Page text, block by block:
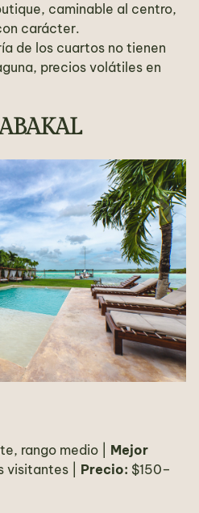
caminable al centro,
carácter.
de los cuartos no tienen
precios volátiles en
rango medio | Mejor
visitantes | Precio: $150–